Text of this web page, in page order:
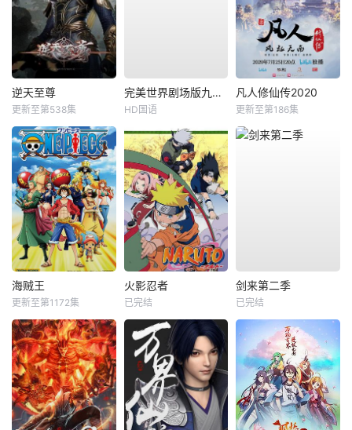
逆天至尊
更新至第538集
完美世界剧场版九劫焚天
HD国语
凡人修仙传2020
更新至第186集
海贼王
更新至第1172集
火影忍者
已完结
剑来第二季
已完结